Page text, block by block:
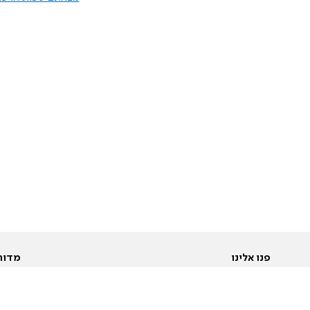
פנו אלינו